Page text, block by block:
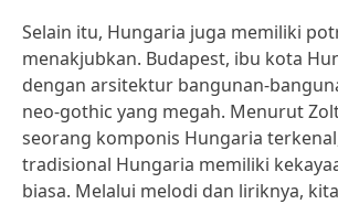
Selain itu, Hungaria juga memiliki
menakjubkan. Budapest, ibu kota
dengan arsitektur bangunan-
neo-gothic yang megah. Menurut
seorang komponis Hungaria
tradisional Hungaria memiliki
biasa. Melalui melodi dan liriknya,